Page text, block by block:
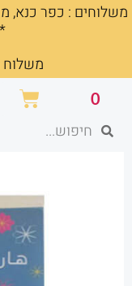
דילוג
משלוחים : כפר כנא,
משלוח
0 עגלת
קניות חיפושחיפוש